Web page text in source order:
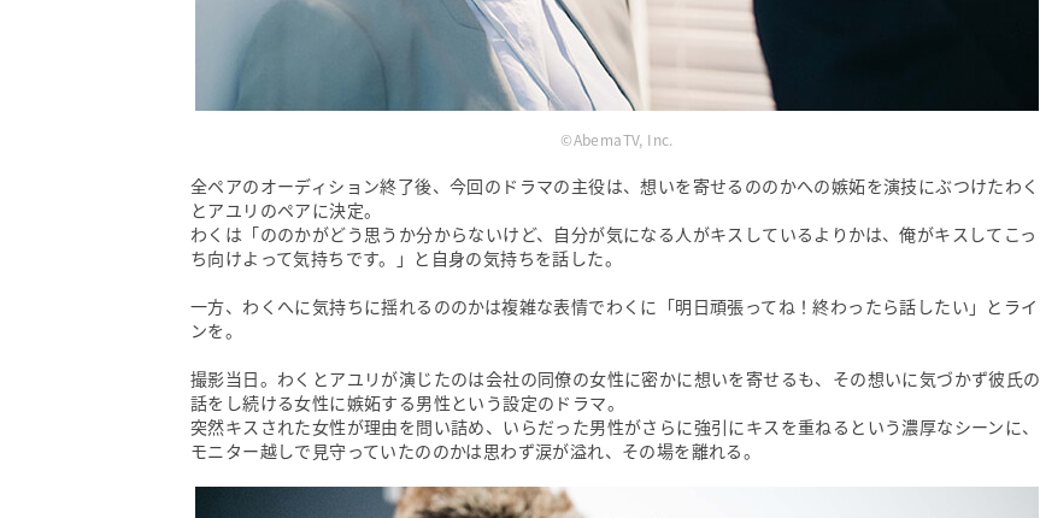
©AbemaTV, Inc.
全ペアのオーディション終了後、今回のドラマの主役は、想いを寄せるののかへの嫉妬を演技にぶつけたわく
とアユリのペアに決定。
わくは「ののかがどう思うか分からないけど、自分が気になる人がキスしているよりかは、俺がキスしてこっ
ち向けよって気持ちです。」と自身の気持ちを話した。
一方、わくへに気持ちに揺れるののかは複雑な表情でわくに「明日頑張ってね！終わったら話したい」とライ
ンを。
撮影当日。わくとアユリが演じたのは会社の同僚の女性に密かに想いを寄せるも、その想いに気づかず彼氏の
話をし続ける女性に嫉妬する男性という設定のドラマ。
突然キスされた女性が理由を問い詰め、いらだった男性がさらに強引にキスを重ねるという濃厚なシーンに、
モニター越しで見守っていたののかは思わず涙が溢れ、その場を離れる。